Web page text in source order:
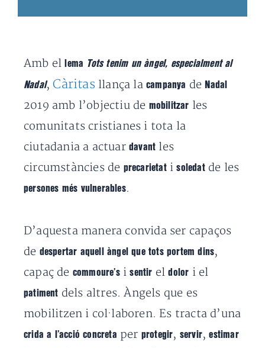
Amb el lema Tots tenim un àngel, especialment al
Nadal,Càritas llança lacampanya deNadal
2019 amb l’objectiu de mobilitzar les
comunitats cristianes i tota la
ciutadania a actuar davant les
circumstàncies de precarietat isoledat de les
persones més vulnerables.
D’aquesta manera convida ser capaços
de despertar aquell àngel que tots portem dins,
capaç de commoure’sisentir eldolor i el
patiment dels altres. Àngels que es
mobilitzen i col·laboren. Es tracta d’una
crida a l’acció concreta per protegir, servir,estimar